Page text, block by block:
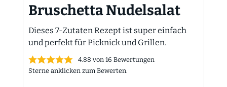
Bruschetta Nudelsalat
Dieses 7-Zutaten Rezept ist super einfach
und perfekt für Picknick und Grillen.
4.88 von 16 Bewertungen
Sterne anklicken zum Bewerten.